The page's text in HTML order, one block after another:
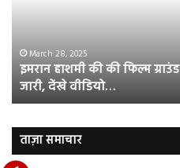
का
ऑफिशियल
टीजर
जारी,
वीडियो…
March 28, 2025
इमरान हाशमी की की फिल्म
जारी, देंखे वीडियो…
ताज़ा समाचार